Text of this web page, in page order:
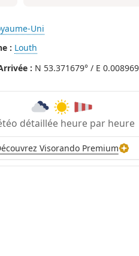
Uni
: Louth
: N 53.371679° / E
détaillée heure par heure
Visorando Premium